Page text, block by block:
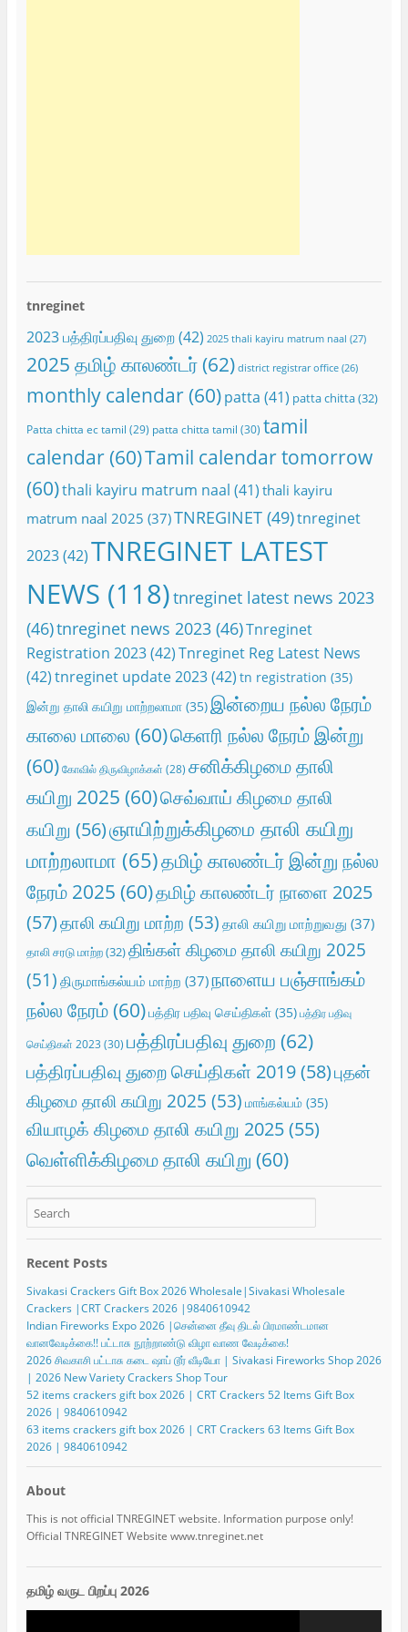
tnreginet
2023 பத்திரப்பதிவு துறை(42) 2025 thali kayiru matrum naal (27)
2025 தமிழ் காலண்டர்(62) district registrar office(26)
monthly calendar(60) patta (41) patta chitta(32)
Patta chitta ec tamil (29) patta chitta tamil (30) tamil
calendar(60)Tamil calendar tomorrow
(60)thali kayiru matrum naal (41) thali kayiru
matrum naal 2025 (37)TNREGINET(49)tnreginet
2023(42)TNREGINET LATEST
NEWS (118)tnreginet latest news 2023
(46)tnreginet news 2023(46)Tnreginet
Registration 2023(42)Tnreginet Reg Latest News
(42)tnreginet update 2023(42) tn registration (35)
இன்று தாலி கயிறு மாற்றலாமா(35)இன்றைய நல்ல நேரம்
காலை மாலை (60)கெளரி நல்ல நேரம் இன்று
(60) கோவில் திருவிழாக்கள் (28) சனிக்கிழமை தாலி
கயிறு 2025 (60)செவ்வாய் கிழமை தாலி
கயிறு (56)ஞாயிற்றுக்கிழமை தாலி கயிறு
மாற்றலாமா (65)தமிழ் காலண்டர் இன்று நல்ல
நேரம் 2025 (60)தமிழ் காலண்டர் நாளை 2025
(57)தாலி கயிறு மாற்ற (53) தாலி கயிறு மாற்றுவது (37)
தாலி சரடு மாற்ற(32)திங்கள் கிழமை தாலி கயிறு 2025
(51) திருமாங்கல்யம் மாற்ற (37)நாளைய பஞ்சாங்கம்
நல்ல நேரம்(60)பத்திர பதிவு செய்திகள்(35) பத்திர பதிவு
செய்திகள் 2023 (30) பத்திரப்பதிவு துறை (62)
பத்திரப்பதிவு துறை செய்திகள் 2019(58)புதன்
கிழமை தாலி கயிறு 2025 (53) மாங்கல்யம்(35)
வியாழக் கிழமை தாலி கயிறு 2025(55)
வெள்ளிக்கிழமை தாலி கயிறு (60)
Recent Posts
Sivakasi Crackers Gift Box 2026 Wholesale|Sivakasi Wholesale
Crackers |CRT Crackers 2026 |9840610942
Indian Fireworks Expo 2026 |சென்னை தீவு திடல் பிரமாண்டமான
வானவேடிக்கை!! பட்டாசு நூற்றாண்டு விழா வாண வேடிக்கை!
2026 சிவகாசி பட்டாசு கடை ஷாப் டூர் வீடியோ | Sivakasi Fireworks Shop 2026
| 2026 New Variety Crackers Shop Tour
52 items crackers gift box 2026 | CRT Crackers 52 Items Gift Box
2026 | 9840610942
63 items crackers gift box 2026 | CRT Crackers 63 Items Gift Box
2026 | 9840610942
About
This is not official TNREGINET website. Information purpose only!
Official TNREGINET Website www.tnreginet.net
தமிழ் வருட பிறப்பு 2026